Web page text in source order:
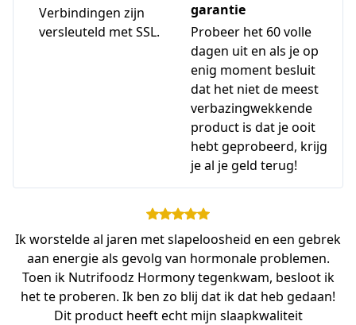
Verbindingen zijn
versleuteld met SSL.
garantie
Probeer het 60 volle
dagen uit en als je op
enig moment besluit
dat het niet de meest
verbazingwekkende
product is dat je ooit
hebt geprobeerd, krijg
je al je geld terug!
Ik worstelde al jaren met slapeloosheid en een gebrek
aan energie als gevolg van hormonale problemen.
Toen ik Nutrifoodz Hormony tegenkwam, besloot ik
het te proberen. Ik ben zo blij dat ik dat heb gedaan!
Dit product heeft echt mijn slaapkwaliteit